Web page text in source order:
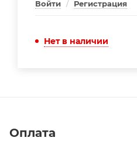
Войти / Регистрация
Нет в наличии
Оплата